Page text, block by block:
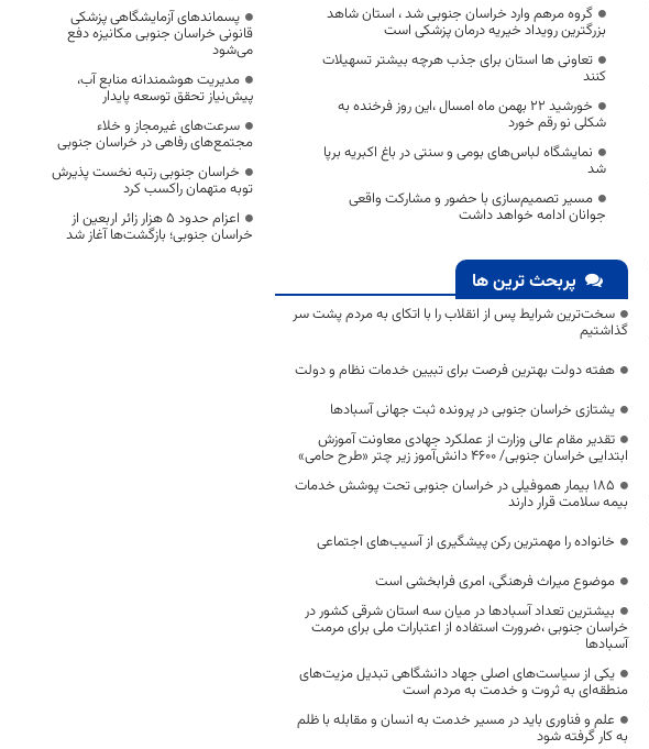
گروه مرهم وارد خراسان جنوبی شد ، استان شاهد
بزرگترین رویداد خیریه درمان پزشکی است
تعاونی ها استان برای جذب هرچه بیشتر تسهیلات
کنند
خورشید ۲۲ بهمن ماه امسال ،این روز فرخنده به
شکلی نو رقم خورد
نمایشگاه لباس‌های بومی و سنتی در باغ اکبریه برپا
شد
مسیر تصمیم‌سازی با حضور و مشارکت واقعی
جوانان ادامه خواهد داشت
پربحث ترین ها
سخت‌ترین شرایط پس از انقلاب را با اتکای به مردم پشت سر
گذاشتیم
هفته دولت بهترین فرصت برای تبیین خدمات نظام و دولت
یشتازی خراسان جنوبی در پرونده ثبت جهانی آسبادها
تقدیر مقام عالی وزارت از عملکرد جهادی معاونت آموزش
ابتدایی خراسان جنوبی/ ۴۶۰۰ دانش‌آموز زیر چتر «طرح حامی»
۱۸۵ بیمار هموفیلی در خراسان جنوبی تحت پوشش خدمات
بیمه سلامت قرار دارند
خانواده را مهمترین رکن پیشگیری از آسیب‌های اجتماعی
موضوع میراث فرهنگی، امری فرابخشی است
بیشترین تعداد آسبادها در میان سه استان شرقی کشور در
خراسان جنوبی ،ضرورت استفاده از اعتبارات ملی برای مرمت
آسبادها
یکی از سیاست‌های اصلی جهاد دانشگاهی تبدیل مزیت‌های
منطقه‌ای به ثروت و خدمت به مردم است
علم و فناوری باید در مسیر خدمت به انسان و مقابله با ظلم
به کار گرفته شود
پسماندهای آزمایشگاهی پزشکی
قانونی خراسان جنوبی مکانیزه دفع
می‌شود
مدیریت هوشمندانه منابع آب،
پیش‌نیاز تحقق توسعه پایدار
سرعت‌های غیرمجاز و خلاء
مجتمع‌های رفاهی در خراسان جنوبی
خراسان جنوبی رتبه نخست پذیرش
توبه متهمان راکسب کرد
اعزام حدود 5 هزار زائر اربعین از
خراسان جنوبی؛ بازگشت‌ها آغاز شد